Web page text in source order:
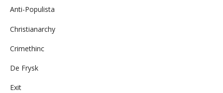
Anti-Populista
Christianarchy
Crimethinc
De Frysk
Exit